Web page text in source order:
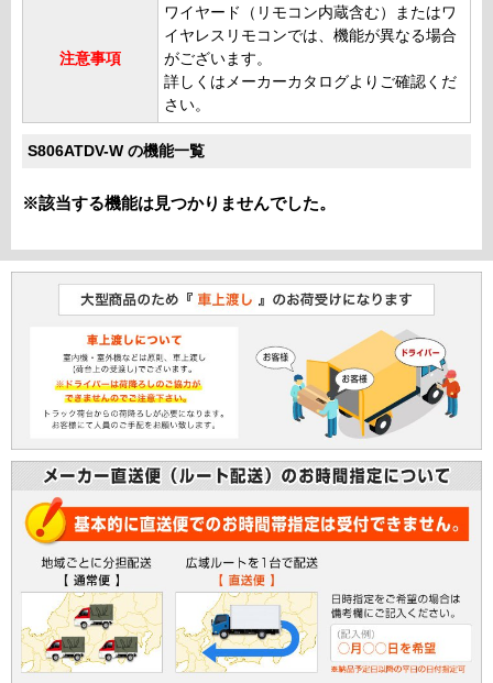
注意事項
ワイヤード（リモコン内蔵含む）またはワ
イヤレスリモコンでは、機能が異なる場合
がございます。
詳しくはメーカーカタログよりご確認くだ
さい。
S806ATDV-W の機能一覧
※該当する機能は見つかりませんでした。